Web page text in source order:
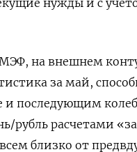
нужды и с
на внешнем
​за май,
и последующим
рубль расчетами
близко от